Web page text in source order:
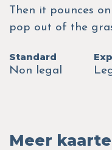
Then it pounces
pop out of the
Standard
Non legal
Meer